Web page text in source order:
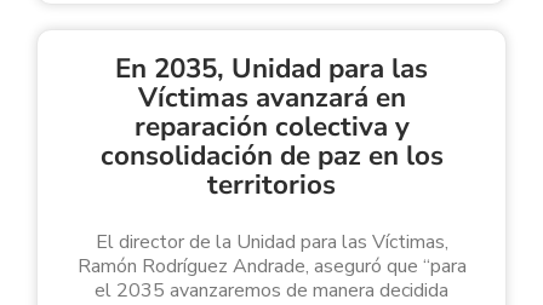
En 2035, Unidad para las
Víctimas avanzará en
reparación colectiva y
consolidación de paz en los
territorios
El director de la Unidad para las Víctimas,
Ramón Rodríguez Andrade, aseguró que “para
el 2035 avanzaremos de manera decidida